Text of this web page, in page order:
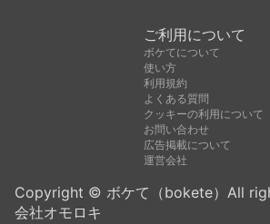
ご利用について
ボケてについて
使い方
利用規約
よくある質問
クッキーの利用について
お問い合わせ
広告掲載について
運営会社
Copyright © ボケて（bokete）All
会社オモロキ